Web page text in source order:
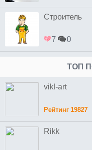
Строитель
7 0
ТОП
vikl-art
Рейтинг 19827
Rikk